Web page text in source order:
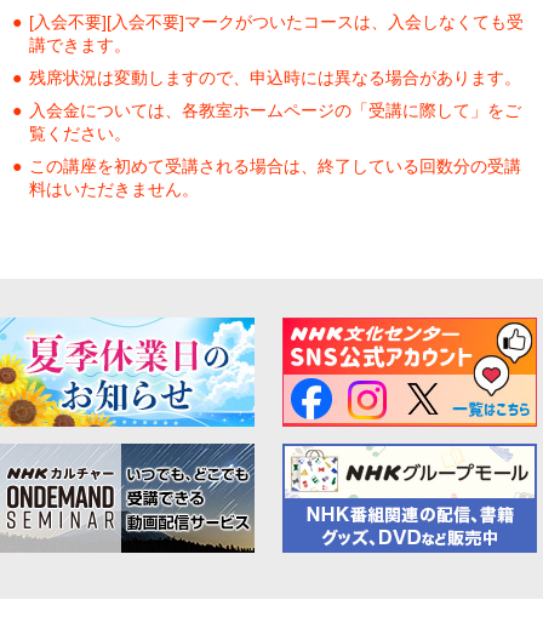
[入会不要][入会不要]マークがついたコースは、入会しなくても受
講できます。
残席状況は変動しますので、申込時には異なる場合があります。
入会金については、各教室ホームページの「受講に際して」をご
覧ください。
この講座を初めて受講される場合は、終了している回数分の受講
料はいただきません。